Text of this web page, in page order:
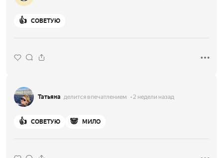
👍 СОВЕТУЮ
Татьяна делится впечатлением 2 недели назад
👍 СОВЕТУЮ 🐼 МИЛО